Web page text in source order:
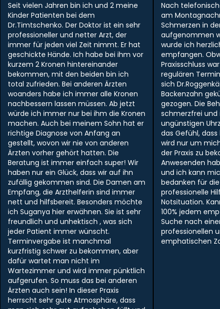
Seit vielen Jahren bin ich und 2 meine
Kinder Patienten bei dem
Dr.Timtschenko. Der Doktor ist ein sehr
professioneller und netter Arzt, der
immer für jeden viel Zeit nimmt. Er hat
geschickte Hände. Ich habe bei ihm vor
kurzem 2 Kronen hintereinander
bekommen, mit den beiden bin ich
total zufrieden. Bei anderen Ärzten
woanders habe ich immer alle Kronen
nachbessern lassen müssen. Ab jetzt
würde ich immer nur bei ihm die Kronen
machen. Auch bei meinem Sohn hat er
richtige Diagnose von Anfang an
gestellt, wovon wir nie von anderen
Ärzten vorher gehört hatten. Die
Beratung ist immer einfach super! Wir
haben nur ein Glück, dass wir auf ihn
zufällig gekommen sind. Die Damen am
Empfang, die Arzthelferin sind immer
nett und hilfsbereit. Besonders möchte
ich Suganya hier erwähnen. Sie ist sehr
freundlich und unhektisch , was sich
jeder Patient immer wünscht.
Terminvergabe ist manchmal
kurzfristig schwer zu bekommen, aber
dafür wartet man nicht im
Wartezimmer und wird immer pünktlich
aufgerufen. So muss das bei anderen
Ärzten auch sein! In dieser Praxis
herrscht sehr gute Atmosphäre, dass
Nach
am
Schmerzen in
aufgenommen
wurde ich
empfangen.
Praxisschluss
regulären
sich
Backenzahn
gezogen. Die
schmerzfrei
ungünstigen
das Gefühl,
wird nur um
der Praxis zu
Anwesenden
und ich kann
bedanken für
professionelle
Notsituation.
100% jedem
Suche nach
professionellen
emphatischen